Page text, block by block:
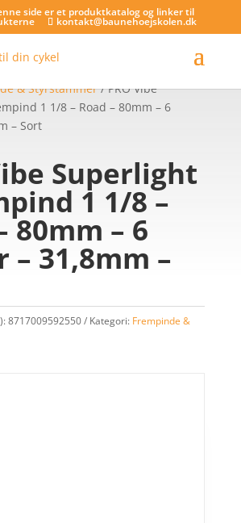
side er et produktkatalog og linker til
kontakt@baunehoejskolen.dk
& Styrstammer/ PRO Vibe
1 1/8 – Road – 80mm – 6
– Sort
Superlight
1 1/8 –
80mm – 6
– 31,8mm –
8717009592550 Kategori: Frempinde &